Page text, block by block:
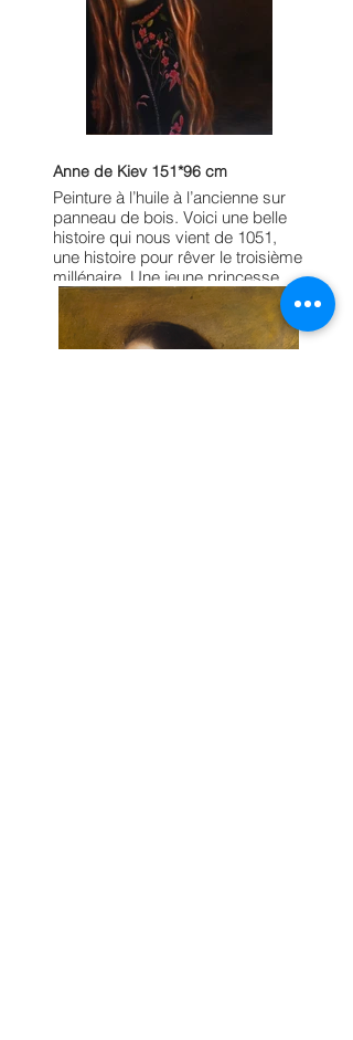
Anne de Kiev 151*96 cm
Peinture à l’huile à l’ancienne sur
panneau de bois. Voici une belle
histoire qui nous vient de 1051,
une histoire pour rêver le troisième
millénaire. Une jeune princesse
quitte la Rus’ de Kiev pour
épouser Henri, roi des Francs. De
Kiev à Reims, en passant par
Cracovie, Prague, Mainz,